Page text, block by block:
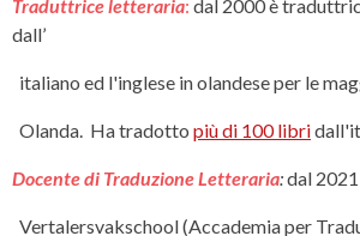
Traduttriceletteraria: dal 2000 è
dall’
italiano ed l'inglese in olandese per le
Olanda. Ha tradotto più di 100 libri
Docente di Traduzione Letteraria:dal
Vertalersvakschool (Accademia per